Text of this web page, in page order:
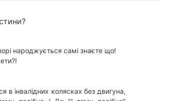
народжується самі знаєте що!
інвалідних колясках без двигуна,